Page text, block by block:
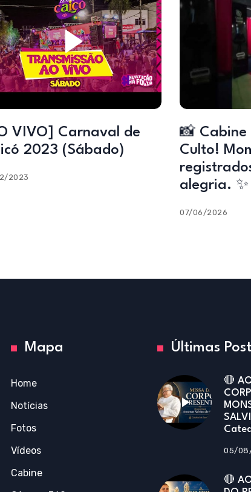
VIVO] Carnaval de
2023 (Sábado)
2023
📸 Cabine
Culto!
alegria. ✨
07/06/2026
Mapa
Home
Notícias
Fotos
Vídeos
Cabine
Últimas
🔴
05/
🔴